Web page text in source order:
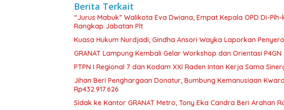
Berita Terkait
“Jurus Mabuk” Walikota Eva Dwiana, Empat Kepala OPD Di-
Rangkap Jabatan Plt
Kuasa Hukum Nurdjadi, Gindha Ansori Wayka Laporkan
GRANAT Lampung Kembali Gelar Workshop dan Orientasi P4GN
PTPN I Regional 7 dan Kodam XXI Raden Intan Kerja Sama
Jihan Beri Penghargaan Donatur, Bumbung Kemanusiaan
Rp432.917.626
‎Sidak ke Kantor GRANAT Metro, Tony Eka Candra Beri Arahan